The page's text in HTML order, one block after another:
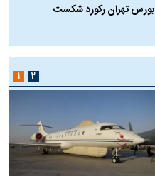
بورس تهران رکورد شکست
۱ ۲